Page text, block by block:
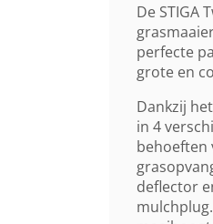
De STIGA
perfecte
grote en
Dankzij
in 4
behoeften
deflector